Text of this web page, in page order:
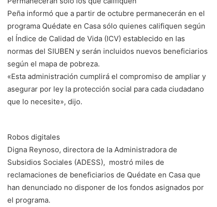
Peña informó que a partir de octubre permanecerán en el
programa Quédate en Casa sólo quienes califiquen según
el Índice de Calidad de Vida (ICV) establecido en las
normas del SIUBEN y serán incluidos nuevos beneficiarios
según el mapa de pobreza.
«Esta administración cumplirá el compromiso de ampliar y
asegurar por ley la protección social para cada ciudadano
que lo necesite», dijo.
Robos digitales
Digna Reynoso, directora de la Administradora de
Subsidios Sociales (ADESS), mostró miles de
reclamaciones de beneficiarios de Quédate en Casa que
han denunciado no disponer de los fondos asignados por
el programa.